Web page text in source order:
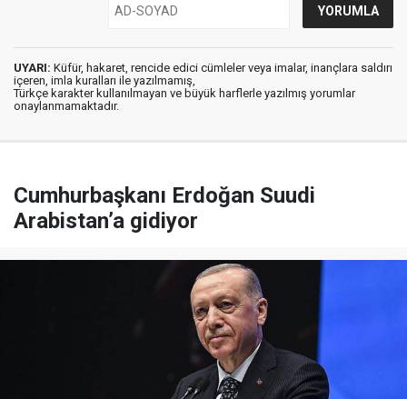
UYARI: Küfür, hakaret, rencide edici cümleler veya imalar, inançlara saldırı
içeren, imla kuralları ile yazılmamış,
Türkçe karakter kullanılmayan ve büyük harflerle yazılmış yorumlar
onaylanmamaktadır.
Cumhurbaşkanı Erdoğan Suudi
Arabistan’a gidiyor